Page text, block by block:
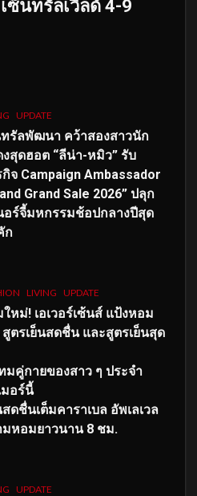
ซ็นทรัลเวิลด์ 4-9
UPDATE
ทรัลพัฒนา คว้าสองสาวนัก
สุดฮอต “ลีน่า-หมิว” รับ
จ Campaign Ambassador
Grand Sale 2026” ปลุก
อร์จี้มหกรรมช้อปกลางปีสุด
ก
LIVING UPDATE
ใหม่! เอเวอร์เซ้นส์ แป้งหอม
สูตรเย็นสดชื่น และสูตรเย็นสุด
มคู่กายของสาว ๆ ประจำ
มอร์นี้
สดชื่นเต็มคาราเบล อัพเลเวล
มหอมยาวนาน 8 ชม.
UPDATE